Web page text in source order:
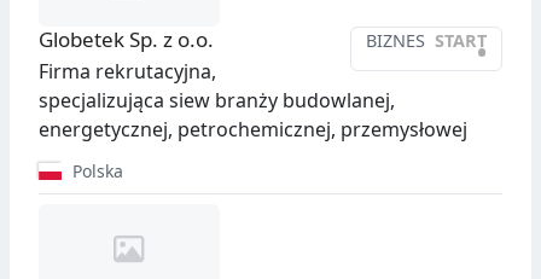
BIZNES START
•
Globetek Sp. z o.o.
Firma rekrutacyjna,
specjalizująca siew branży budowlanej,
energetycznej, petrochemicznej, przemysłowej
Polska